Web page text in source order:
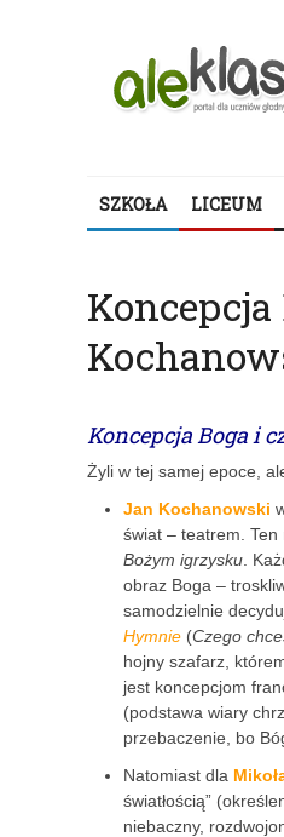
SZKOŁA LICEUM
Koncepcja Boga i
Żyli w tej samej epoce,
Jan Kochanowski
świat – teatrem. Ten
Bożym igrzysku .
obraz Boga –
samodzielnie
Hymnie (Czego
hojny szafarz,
jest koncepcjom
(podstawa wiary
przebaczenie, bo
Natomiast dla
światłością”
niebaczny,